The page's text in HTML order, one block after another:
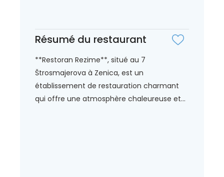
Résumé du restaurant
**Restoran Rezime**, situé au 7
Štrosmajerova à Zenica, est un
établissement de restauration charmant
qui offre une atmosphère chaleureuse et...